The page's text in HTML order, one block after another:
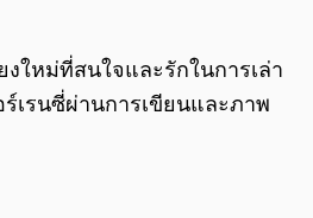
ใหม่ที่สนใจและรักในการเล่า
ร์เรนซี่ผ่านการเขียนและภาพ